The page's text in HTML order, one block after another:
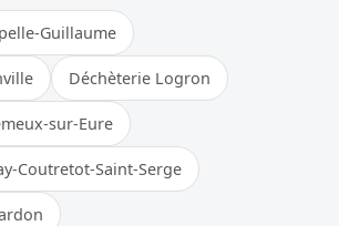
Guillaume
Déchèterie Logron
sur-Eure
Coutretot-Saint-Serge